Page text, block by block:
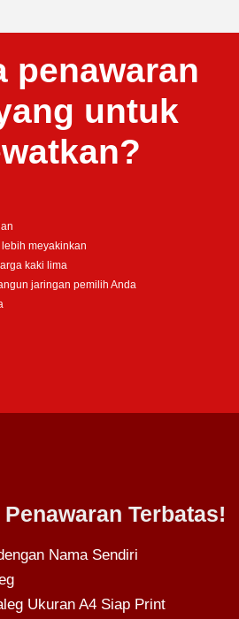
penawaran
untuk
meyakinkan
kaki lima
jaringan pemilih Anda
Penawaran Terbatas!
Nama Sendiri
Ukuran A4 Siap Print